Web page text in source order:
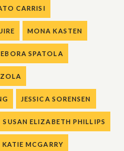
CARRISI
MONA KASTEN
SPATOLA
JESSICA SORENSEN
SUSAN ELIZABETH PHILLIPS
KATIE MCGARRY